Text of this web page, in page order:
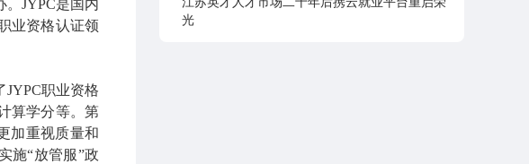
JYPC是国内
业资格认证领
JYPC职业资格
算学分等。第
加重视质量和
施“放管服”政
光